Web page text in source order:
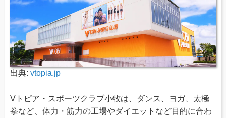
出典: vtopia.jp
Vトピア・スポーツクラブ小牧は、ダンス、ヨガ、太極
拳など、体力・筋力の工場やダイエットなど目的に合わ